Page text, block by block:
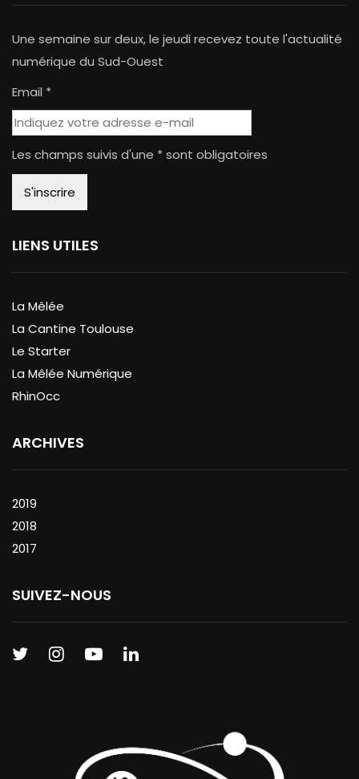
Une semaine sur deux, le jeudi recevez toute l'actualité
numérique du Sud-Ouest
Email *
Les champs suivis d'une * sont obligatoires
LIENS UTILES
La Mêlée
La Cantine Toulouse
Le Starter
La Mêlée Numérique
RhinOcc
ARCHIVES
2019
2018
2017
SUIVEZ-NOUS